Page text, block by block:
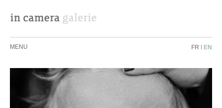
MENU FR | EN